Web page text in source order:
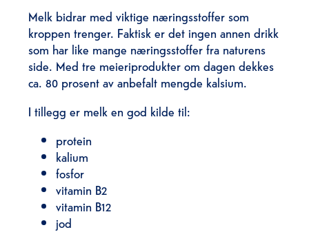
Melk bidrar med viktige næringsstoffer som
kroppen trenger. Faktisk er det ingen annen drikk
som har like mange næringsstoffer fra naturens
side. Med tre meieriprodukter om dagen dekkes
ca. 80 prosent av anbefalt mengde kalsium.
I tillegg er melk en god kilde til:
protein
kalium
fosfor
vitamin B2
vitamin B12
jod